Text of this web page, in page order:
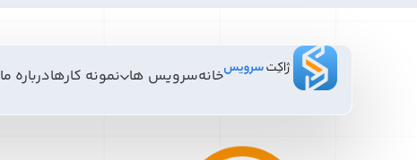
خانهسرویس ها نمونه کارهادرباره ما